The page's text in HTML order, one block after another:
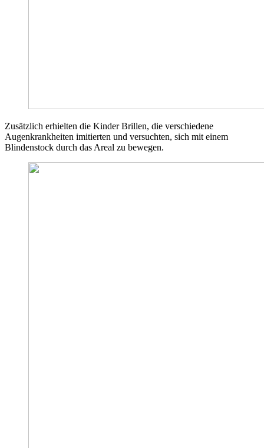
Zusätzlich erhielten die Kinder Brillen, die verschiedene
Augenkrankheiten imitierten und versuchten, sich mit einem
Blindenstock durch das Areal zu bewegen.